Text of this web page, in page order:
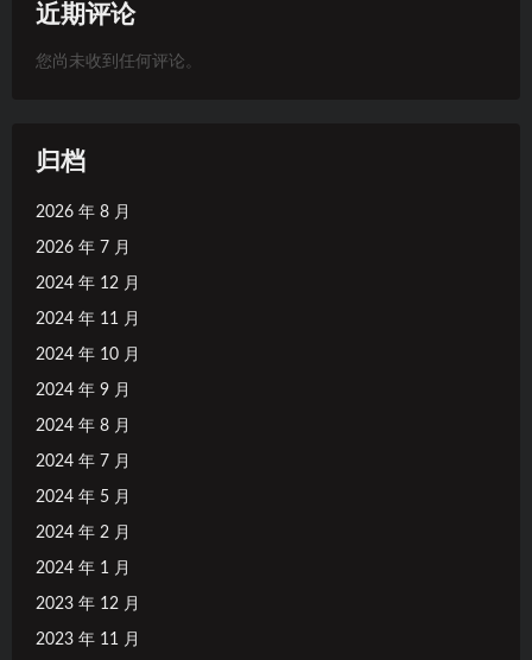
近期评论
您尚未收到任何评论。
归档
2026 年 8 月
2026 年 7 月
2024 年 12 月
2024 年 11 月
2024 年 10 月
2024 年 9 月
2024 年 8 月
2024 年 7 月
2024 年 5 月
2024 年 2 月
2024 年 1 月
2023 年 12 月
2023 年 11 月